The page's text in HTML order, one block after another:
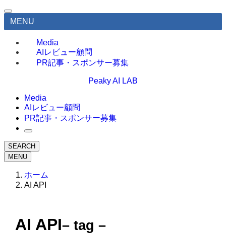
MENU
Media
AIレビュー顧問
PR記事・スポンサー募集
Peaky AI LAB
Media
AIレビュー顧問
PR記事・スポンサー募集
SEARCH
MENU
ホーム
AI API
AI API– tag –